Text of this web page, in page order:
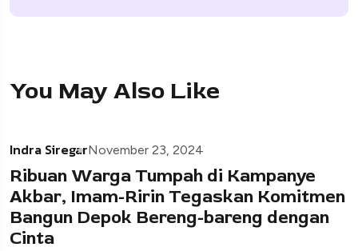
You May Also Like
Indra SiregarNovember 23, 2024
Ribuan Warga Tumpah di Kampanye
Akbar, Imam-Ririn Tegaskan Komitmen
Bangun Depok Bereng-bareng dengan
Cinta